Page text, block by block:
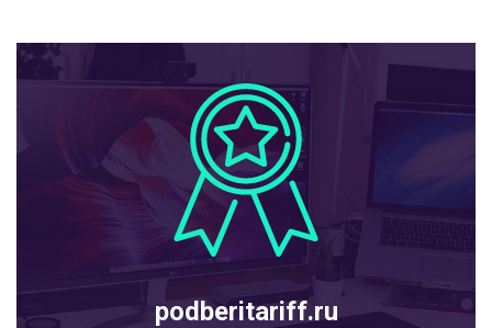
podberitariff.ru